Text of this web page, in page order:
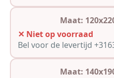
Maat:
✕ Niet op voorraad
Bel voor de levertijd
Maat: